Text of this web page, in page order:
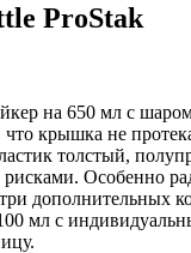
ProStak
на 650 мл с
крышка не
толстый,
Особенно
дополнительных
мл с